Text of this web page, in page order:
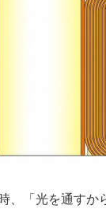
、「光を通すか